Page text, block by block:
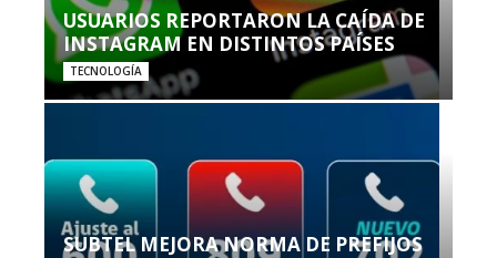
USUARIOS REPORTARON LA CAÍDA DE
INSTAGRAM EN DISTINTOS PAÍSES
TECNOLOGÍA
SUBTEL MEJORA NORMA DE PREFIJOS